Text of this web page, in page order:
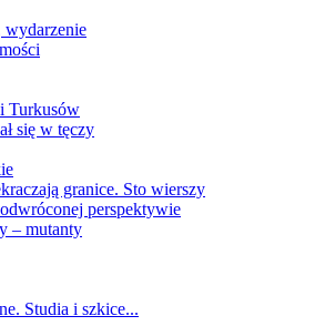
Turkusów
się w tęczy
granice. Sto wierszy
perspektywie
– mutanty
Studia i szkice...